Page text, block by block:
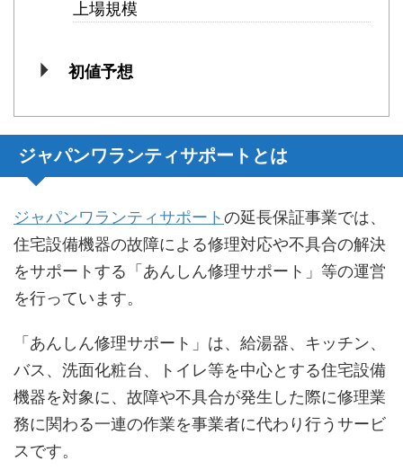
上場規模
初値予想
ジャパンワランティサポートとは
ジャパンワランティサポート の延長保証事業では、
住宅設備機器の故障による修理対応や不具合の解決
をサポートする「あんしん修理サポート」等の運営
を行っています。
「あんしん修理サポート」は、給湯器、キッチン、
バス、洗面化粧台、トイレ等を中心とする住宅設備
機器を対象に、故障や不具合が発生した際に修理業
務に関わる一連の作業を事業者に代わり行うサービ
スです。